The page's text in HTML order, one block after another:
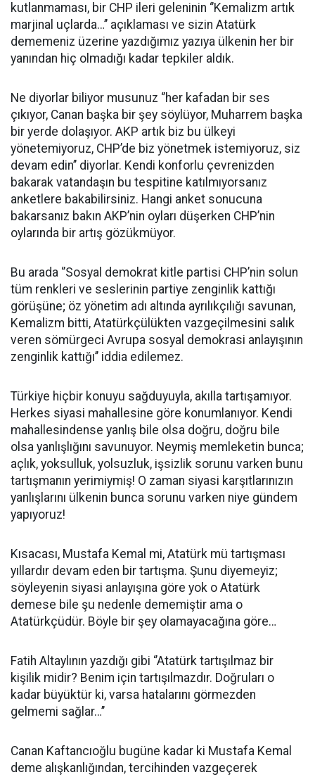
kutlanmaması, bir CHP ileri geleninin ‘’Kemalizm artık
marjinal uçlarda…’’ açıklaması ve sizin Atatürk
dememeniz üzerine yazdığımız yazıya ülkenin her bir
yanından hiç olmadığı kadar tepkiler aldık.
Ne diyorlar biliyor musunuz ‘’her kafadan bir ses
çıkıyor, Canan başka bir şey söylüyor, Muharrem başka
bir yerde dolaşıyor. AKP artık biz bu ülkeyi
yönetemiyoruz, CHP’de biz yönetmek istemiyoruz, siz
devam edin’’ diyorlar. Kendi konforlu çevrenizden
bakarak vatandaşın bu tespitine katılmıyorsanız
anketlere bakabilirsiniz. Hangi anket sonucuna
bakarsanız bakın AKP’nin oyları düşerken CHP’nin
oylarında bir artış gözükmüyor.
Bu arada ‘’Sosyal demokrat kitle partisi CHP’nin solun
tüm renkleri ve seslerinin partiye zenginlik kattığı
görüşüne; öz yönetim adı altında ayrılıkçılığı savunan,
Kemalizm bitti, Atatürkçülükten vazgeçilmesini salık
veren sömürgeci Avrupa sosyal demokrasi anlayışının
zenginlik kattığı’’ iddia edilemez.
Türkiye hiçbir konuyu sağduyuyla, akılla tartışamıyor.
Herkes siyasi mahallesine göre konumlanıyor. Kendi
mahallesindense yanlış bile olsa doğru, doğru bile
olsa yanlışlığını savunuyor. Neymiş memleketin bunca;
açlık, yoksulluk, yolsuzluk, işsizlik sorunu varken bunu
tartışmanın yerimiymiş! O zaman siyasi karşıtlarınızın
yanlışlarını ülkenin bunca sorunu varken niye gündem
yapıyoruz!
Kısacası, Mustafa Kemal mi, Atatürk mü tartışması
yıllardır devam eden bir tartışma. Şunu diyemeyiz;
söyleyenin siyasi anlayışına göre yok o Atatürk
demese bile şu nedenle dememiştir ama o
Atatürkçüdür. Böyle bir şey olamayacağına göre…
Fatih Altaylının yazdığı gibi ‘’Atatürk tartışılmaz bir
kişilik midir? Benim için tartışılmazdır. Doğruları o
kadar büyüktür ki, varsa hatalarını görmezden
gelmemi sağlar…’’
Canan Kaftancıoğlu bugüne kadar ki Mustafa Kemal
deme alışkanlığından, tercihinden vazgeçerek